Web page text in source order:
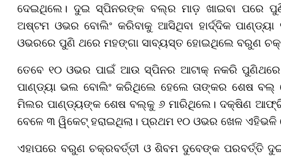
ଦେଇଥିଲେ। ଦୁଇ ସ୍ପିନରଙ୍କ ବଲ୍‌ର ମାଡ଼ ଖାଇବା ପରେ
ଅଷ୍ଟମ ଓଭର ବୋଲିଂ କରିବାକୁ ଆସିଥିବା ହାର୍ଦ୍ଦିକ
ଓଭରରେ ପୁଣି ଥରେ ମହଙ୍ଗା ସାବ୍ୟସ୍ତ ହୋଇଥିଲେ ବରୁଣ
ତେବେ ୧୦ ଓଭର ପାଇଁ ଆଉ ସ୍ପିନର ଆଟାକ୍ ନକରି
ପାଣ୍ଡ୍ୟା ଭଲ ବୋଲିଂ କରିଥିଲେ ହେଲେ ତାଙ୍କର ଶେଷ
ମିଲର ପାଣ୍ଡ୍ୟଙ୍କ ଶେଷ ବଲ୍‌କୁ ୬ ମାରିଥିଲେ। ଦକ୍ଷିଣ
ବେଳେ ୩ ୱିକେଟ୍ ହରାଇଥିଲା। ପ୍ରଥମ ୧୦ ଓଭର ଖେଳ
ଏହାପରେ ବରୁଣ ଚକ୍ରବର୍ତ୍ତୀ ଓ ଶିବମ ଦୁବେଙ୍କ ପରବର୍ତ୍ତି